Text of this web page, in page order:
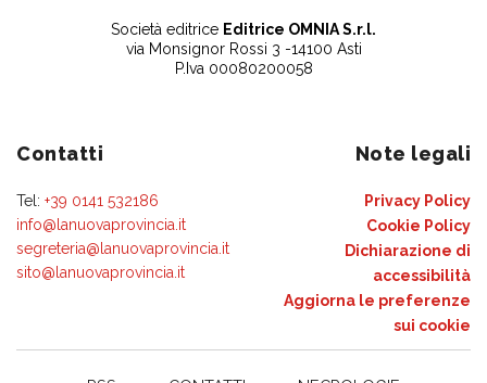
Società editrice Editrice OMNIA S.r.l.
via Monsignor Rossi 3 -14100 Asti
P.Iva 00080200058
Contatti
Tel: +39 0141 532186
info@lanuovaprovincia.it
segreteria@lanuovaprovincia.it
sito@lanuovaprovincia.it
Note legali
Privacy Policy
Cookie Policy
Dichiarazione di
accessibilità
Aggiorna le preferenze
sui cookie